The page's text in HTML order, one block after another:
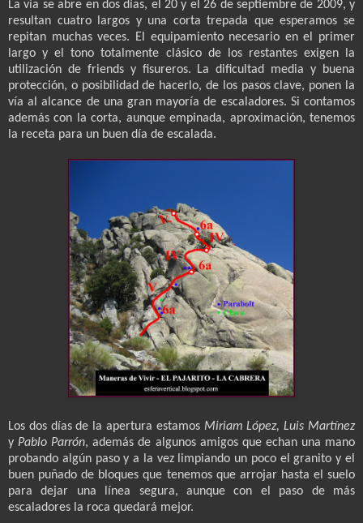
La vía se abre en dos días, el 20 y el 26 de septiembre de 2009, y
resultan cuatro largos y una corta trepada que esperamos se
repitan muchas veces. El equipamiento necesario en el primer
largo y el tono totalmente clásico de los restantes exigen la
utilización de friends y fisureros. La dificultad media y buena
protección, o posibilidad de hacerlo, de los pasos clave, ponen la
vía al alcance de una gran mayoría de escaladores. Si contamos
además con la corta, aunque empinada, aproximación, tenemos
la receta para un buen día de escalada.
Los dos días de la apertura estamos Miriam López, Luis Martínez
y Pablo Parrón, además de algunos amigos que echan una mano
probando algún paso y a la vez limpiando un poco el granito y el
buen puñado de bloques que tenemos que arrojar hasta el suelo
para dejar una línea segura, aunque con el paso de más
escaladores la roca quedará mejor.